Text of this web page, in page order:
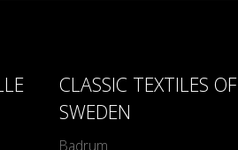
CLASSIC TEXTILES OF
SWEDEN
Badrum